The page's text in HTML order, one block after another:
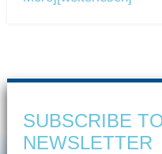
SUBSCRIBE
NEWSLETTER